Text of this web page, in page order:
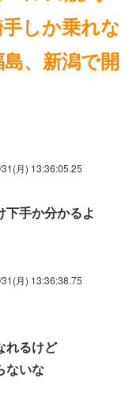
しか乗れな
、新潟で開
31(月) 13:36:05.25
下手か分かるよ
31(月) 13:36:38.75
れるけど
ないな